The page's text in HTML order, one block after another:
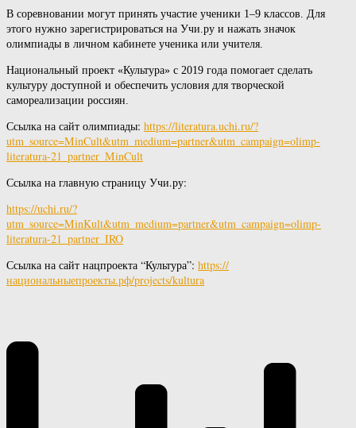
В соревновании могут принять участие ученики 1–9 классов. Для
этого нужно зарегистрироваться на Учи.ру и нажать значок
олимпиады в личном кабинете ученика или учителя.
Национальный проект «Культура» с 2019 года помогает сделать
культуру доступной и обеспечить условия для творческой
самореализации россиян.
Ссылка на сайт олимпиады: https://literatura.uchi.ru/?
utm_source=MinCult&utm_medium=partner&utm_campaign=olimp-
literatura-21_partner_MinCult
Ссылка на главную страницу Учи.ру:
https://uchi.ru/?
utm_source=MinKult&utm_medium=partner&utm_ campaign=olimp-
literatura-21_partner_IRO
Ссылка на сайт нацпроекта “Культура”: https://
национальныепроекты.рф/projects/kultura